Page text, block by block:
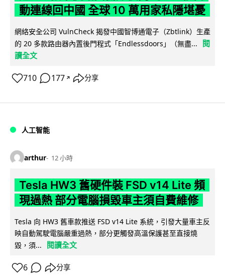
動連線回中國 全球 10 萬用家私隱堪憂
網絡安全公司 VulnCheck 揭發中國智博通電子（Zbtlink）生產
的 20 多款路由器內置後門程式「Endlessdoors」（無盡...
閱
讀全文
710 177 ↗ 分享
人工智能
arthur 12 小時
Tesla HW3 舊硬件裝 FSD v14 Lite 頻
現過熱 部分電腦損毀車主須自費維修
Tesla 向 HW3 舊車款推送 FSD v14 Lite 系統，引發大量車主反
映自動駕駛電腦嚴重過熱，部分更觸發高溫保護甚至直接燒
毀，須...
閱讀全文
6 分享